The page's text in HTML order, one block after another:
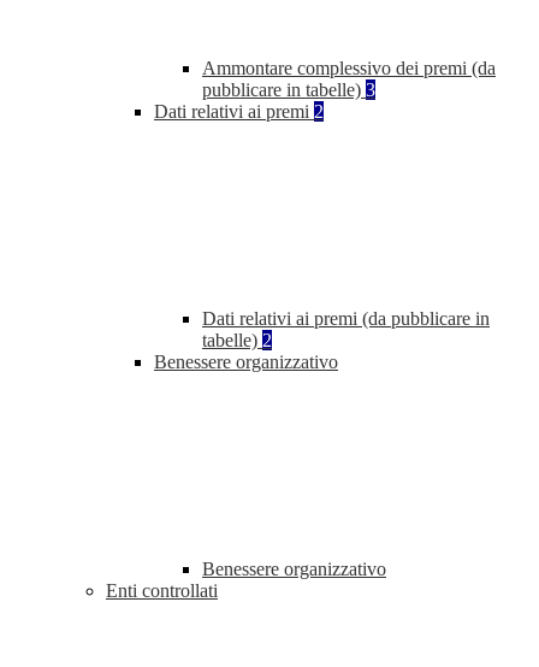
Ammontare complessivo dei premi (da
pubblicare in tabelle) 3
Dati relativi ai premi 2
Dati relativi ai premi (da pubblicare in
tabelle) 2
Benessere organizzativo
Benessere organizzativo
Enti controllati